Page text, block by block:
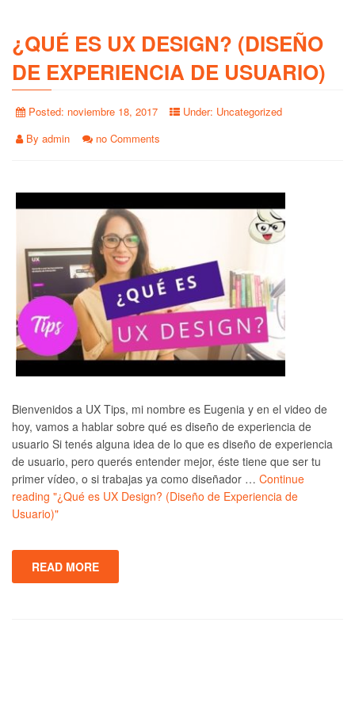
¿QUÉ ES UX DESIGN? (DISEÑO
DE EXPERIENCIA DE USUARIO)
Posted: noviembre 18, 2017 Under: Uncategorized
By admin no Comments
Bienvenidos a UX Tips, mi nombre es Eugenia y en el video de
hoy, vamos a hablar sobre qué es diseño de experiencia de
usuario Si tenés alguna idea de lo que es diseño de experiencia
de usuario, pero querés entender mejor, éste tiene que ser tu
primer vídeo, o si trabajas ya como diseñador … Continue
reading "¿Qué es UX Design? (Diseño de Experiencia de
Usuario)"
READ MORE